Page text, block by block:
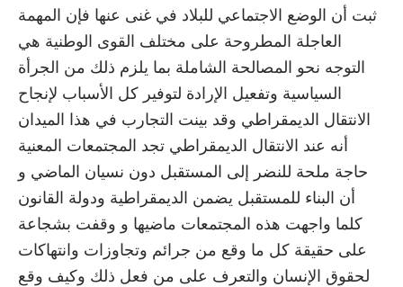
ثبت أن الوضع الاجتماعي للبلاد في غنى عنها فإن المهمة
العاجلة المطروحة على مختلف القوى الوطنية هي
التوجه نحو المصالحة الشاملة بما يلزم ذلك من الجرأة
السياسية وتفعيل الإرادة لتوفير كل الأسباب لإنجاح
الانتقال الديمقراطي وقد بينت التجارب في هذا الميدان
أنه عند الانتقال الديمقراطي تجد المجتمعات المعنية
حاجة ملحة للنضر إلى المستقبل دون نسيان الماضي و
أن البناء للمستقبل يضمن الديمقراطية ودولة القانون
كلما واجهت هذه المجتمعات ماضيها و وقفت بشجاعة
على حقيقة كل ما وقع من جرائم وتجاوزات وانتهاكات
لحقوق الإنسان والتعرف على من فعل ذلك وكيف وقع